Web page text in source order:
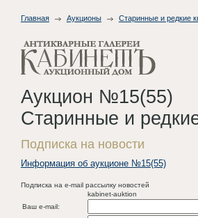
Главная Аукционы Старинные и редкие
Аукцион №15(55)
Старинные и
Подписка на новости
Информация об аукционе №15(55)
Подписка на e-mail рассылку новостей
kabinet-auktion
Ваш e-mail: